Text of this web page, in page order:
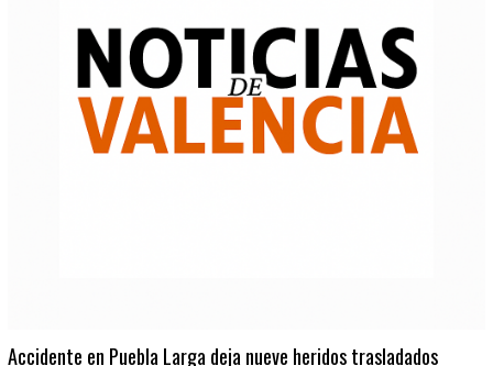
Accidente en Puebla Larga deja nueve heridos trasladados